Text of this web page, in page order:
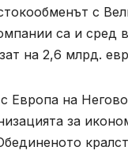
с
са и сред
на 2,6 млрд.
Европа на
за